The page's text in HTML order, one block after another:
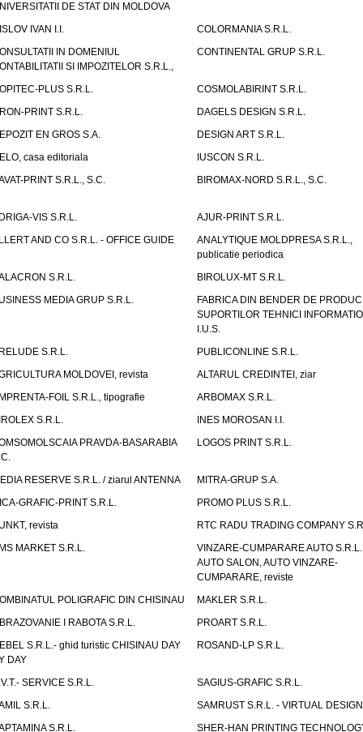
DE STAT DIN MOLDOVA
IVAN I.I.
COLORMANIA S.R.L.
IN DOMENIUL
SI IMPOZITELOR S.R.L.,
CONTINENTAL GRUP S.R.L.
PLUS S.R.L.
COSMOLABIRINT S.R.L.
PRINT S.R.L.
DAGELS DESIGN S.R.L.
EN GROS S.A.
DESIGN ART S.R.L.
casa editoriala
IUSCON S.R.L.
PRINT S.R.L., S.C.
BIROMAX-NORD S.R.L., S.C.
VIS S.R.L.
AJUR-PRINT S.R.L.
AND CO S.R.L. - OFFICE GUIDE
ANALYTIQUE MOLDPRESA S.R.L.,
publicatie periodica
S.R.L.
BIROLUX-MT S.R.L.
MEDIA GRUP S.R.L.
FABRICA DIN BENDER DE
SUPORTILOR TEHNICI
I.U.S.
S.R.L.
PUBLICONLINE S.R.L.
MOLDOVEI, revista
ALTARUL CREDINTEI, ziar
FOIL S.R.L., tipografie
ARBOMAX S.R.L.
S.R.L.
INES MOROSAN I.I.
PRAVDA-BASARABIA
LOGOS PRINT S.R.L.
RESERVE S.R.L. / ziarul ANTENNA
MITRA-GRUP S.A.
GRAFIC-PRINT S.R.L.
PROMO PLUS S.R.L.
revista
RTC RADU TRADING COMPANY
MARKET S.R.L.
VINZARE-CUMPARARE AUTO
AUTO SALON, AUTO VINZARE-
CUMPARARE, reviste
POLIGRAFIC DIN CHISINAU
MAKLER S.R.L.
I RABOTA S.R.L.
PROART S.R.L.
S.R.L.- ghid turistic CHISINAU DAY
DAY
ROSAND-LP S.R.L.
SERVICE S.R.L.
SAGIUS-GRAFIC S.R.L.
S.R.L.
SAMRUST S.R.L. - VIRTUAL DESIGN
S.R.L.
SHER-HAN PRINTING